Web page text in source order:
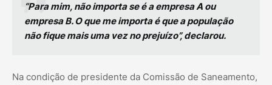
“Para mim, não importa se é a empresa A ou
empresa B. O que me importa é que a população
não fique mais uma vez no prejuízo”, declarou.
Na condição de presidente da Comissão de Saneamento,